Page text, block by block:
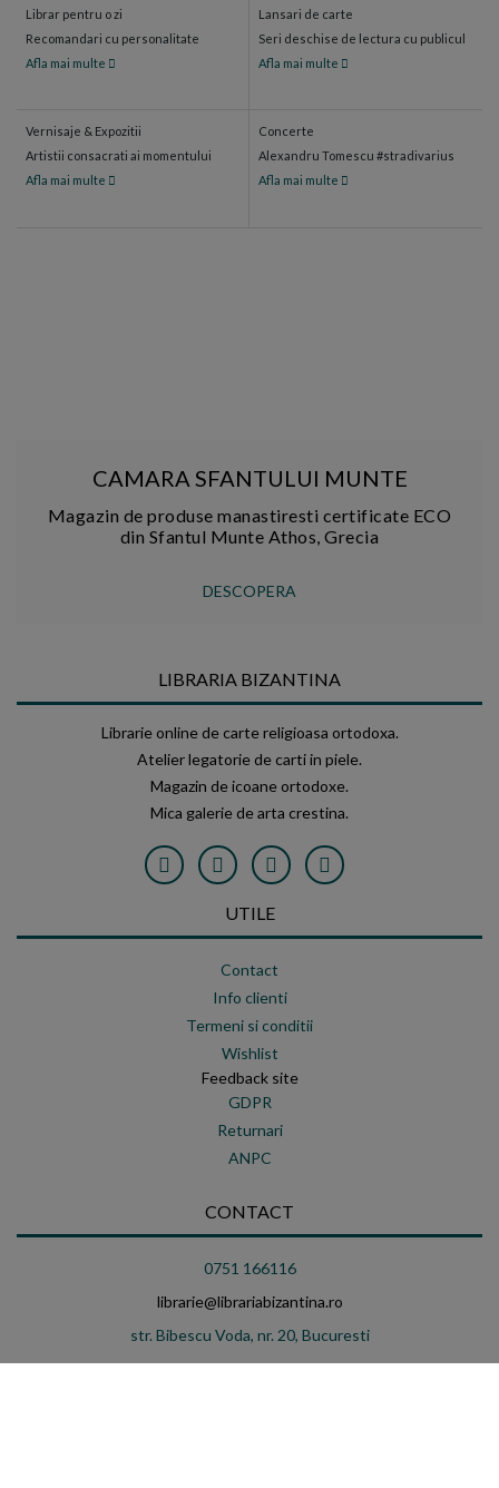
Librar pentru o zi
Recomandari cu personalitate
Afla mai multe
Lansari de carte
Seri deschise de lectura cu publicul
Afla mai multe
Vernisaje & Expozitii
Artistii consacrati ai momentului
Afla mai multe
Concerte
Alexandru Tomescu #stradivarius
Afla mai multe
CAMARA SFANTULUI MUNTE
Magazin de produse manastiresti certificate ECO
din Sfantul Munte Athos, Grecia
DESCOPERA
LIBRARIA BIZANTINA
Librarie online de carte religioasa ortodoxa.
Atelier legatorie de carti in piele.
Magazin de icoane ortodoxe.
Mica galerie de arta crestina.
UTILE
Contact
Info clienti
Termeni si conditii
Wishlist
Feedback site
GDPR
Returnari
ANPC
CONTACT
0751 166116
librarie@librariabizantina.ro
str. Bibescu Voda, nr. 20, Bucuresti
Luni-Vineri: 9:00-20:00